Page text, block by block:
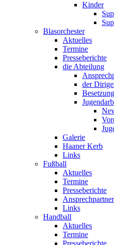
Kinder
Blasorchester
Aktuelles
Termine
Presseberichte
die Abteilung
der
Besetzung
Galerie
Haaner Kerb
Links
Fußball
Aktuelles
Termine
Presseberichte
Ansprechpartner
Links
Handball
Aktuelles
Termine
Presseberichte